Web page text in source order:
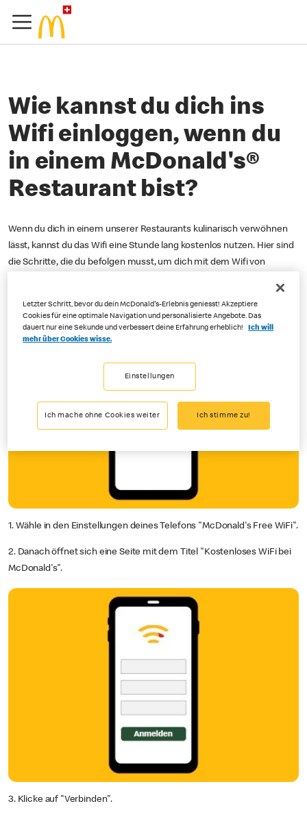
Wie kannst du dich ins
Wifi einloggen, wenn du
in einem McDonald's®
Restaurant bist?
Wenn du dich in einem unserer Restaurants kulinarisch verwöhnen
lässt, kannst du das Wifi eine Stunde lang kostenlos nutzen. Hier sind
die Schritte, die du befolgen musst, um dich mit dem Wifi von
1. Wähle in den Einstellungen deines Telefons "McDonald's Free WiFi".
2. Danach öffnet sich eine Seite mit dem Titel "Kostenloses WiFi bei
McDonald's".
3. Klicke auf "Verbinden".
Letzter Schritt, bevor du dein McDonald's-Erlebnis geniesst! Akzeptiere
Cookies für eine optimale Navigation und personalisierte Angebote. Das
dauert nur eine Sekunde und verbessert deine Erfahrung erheblich!
Ich will
mehr über Cookies wisse.
Einstellungen
Ich mache ohne Cookies weiter Ich stimme zu!